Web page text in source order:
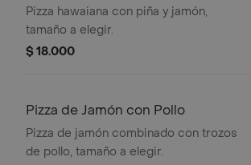
Pizza hawaiana con piña y jamón,
tamaño a elegir.
$ 18.000
Pizza de Jamón con Pollo
Pizza de jamón combinado con trozos
de pollo, tamaño a elegir.